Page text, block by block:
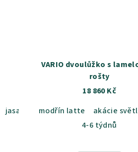
dub grande dub harmony
jasan šedý dub sametový dub
VARIO dvoulůžko s
rošty
18 860 Kč
modřín latte
akácie
4-6 týdnů